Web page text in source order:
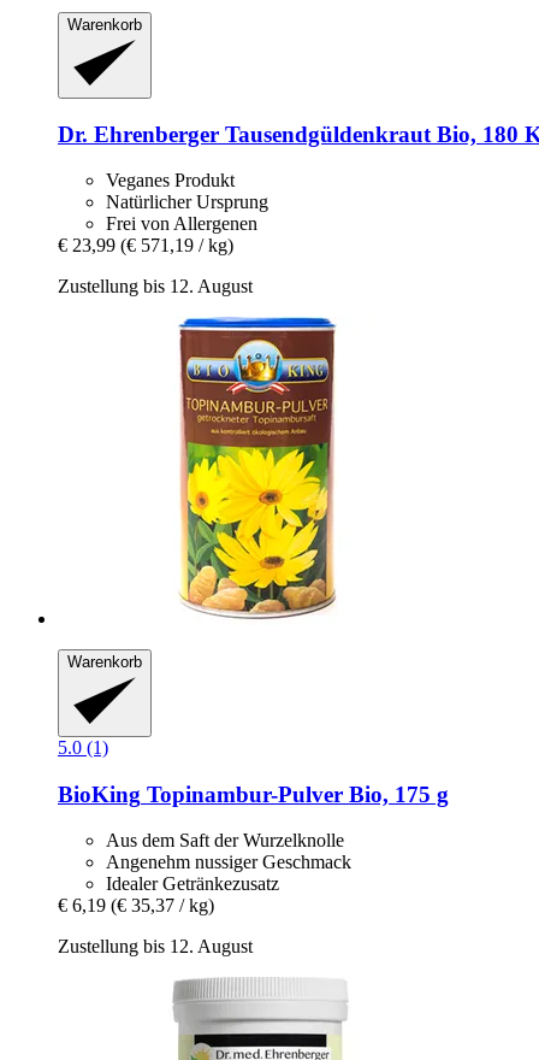
Warenkorb
Dr. Ehrenberger Tausendgüldenkraut Bio, 180
Veganes Produkt
Natürlicher Ursprung
Frei von Allergenen
€ 23,99 (€ 571,19 / kg)
Zustellung bis 12. August
Warenkorb
5.0 (1)
BioKing Topinambur-​Pulver Bio, 175 g
Aus dem Saft der Wurzelknolle
Angenehm nussiger Geschmack
Idealer Getränkezusatz
€ 6,19 (€ 35,37 / kg)
Zustellung bis 12. August